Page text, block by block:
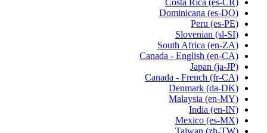
Costa Rica (es-CR)
Dominicana (es-DO)
Peru (es-PE)
Slovenian (sl-SI)
South Africa (en-ZA)
Canada - English (en-CA)
Japan (ja-JP)
Canada - French (fr-CA)
Denmark (da-DK)
Malaysia (en-MY)
India (en-IN)
Mexico (es-MX)